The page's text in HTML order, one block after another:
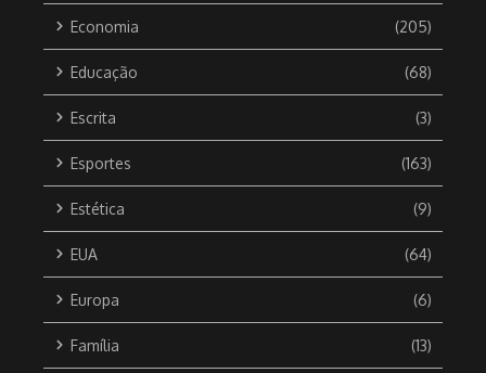
Economia (205)
Educação (68)
Escrita (3)
Esportes (163)
Estética (9)
EUA (64)
Europa (6)
Família (13)